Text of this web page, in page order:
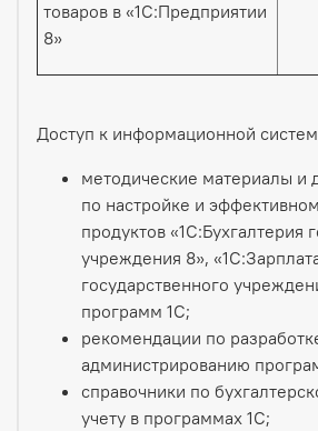
товаров в «1С:Предприятии
8»
Доступ к информационной
методические материалы и
по настройке и
продуктов «1С:Бухгалтерия
учреждения 8»,
государственного
программ 1С;
рекомендации по
администрированию
справочники по
учету в программах 1С;